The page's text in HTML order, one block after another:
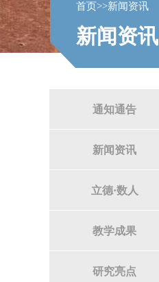
首页>>新闻资讯
新闻资讯
通知通告
新闻资讯
立德·数人
教学成果
研究亮点